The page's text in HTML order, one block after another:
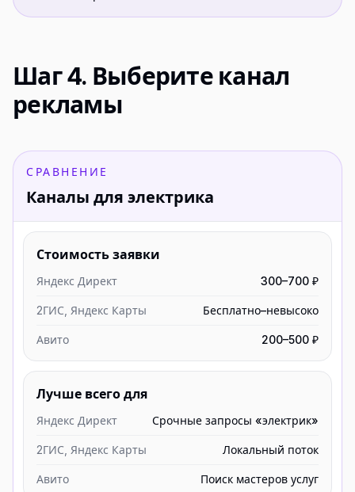
Шаг 4. Выберите канал
рекламы
СРАВНЕНИЕ
Каналы для электрика
Стоимость заявки
Яндекс Директ 300–700 ₽
2ГИС, Яндекс Карты Бесплатно–невысоко
Авито 200–500 ₽
Лучше всего для
Яндекс Директ Срочные запросы «электрик»
2ГИС, Яндекс Карты Локальный поток
Авито Поиск мастеров услуг